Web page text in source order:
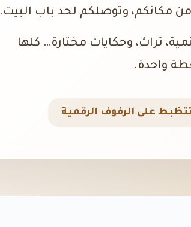
مكانكم، وتوصلكم لحد باب البيت.
تراث، وحكايات مختارة… كلها
واحدة.
على الرفوف الرقمية